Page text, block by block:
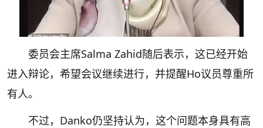
委员会主席Salma Zahid随后表示，这已经开始
进入辩论，希望会议继续进行，并提醒Ho议员尊重所
有人。
不过，Danko仍坚持认为，这个问题本身具有高